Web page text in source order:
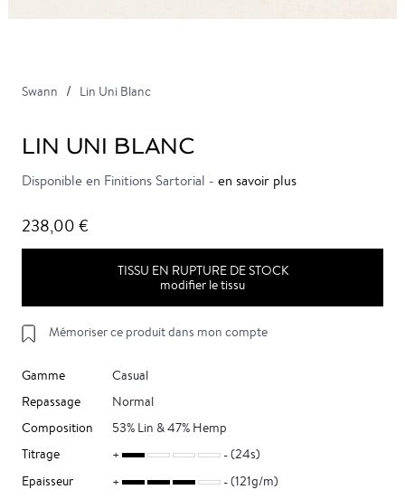
Swann Lin Uni Blanc
LIN UNI BLANC
Disponible en Finitions Sartorial - en savoir plus
238,00 €
TISSU EN RUPTURE DE STOCK
modifier le tissu
Mémoriser ce produit dans mon compte
Gamme
Casual
Repassage
Normal
Composition
53% Lin & 47% Hemp
Titrage
(24s)
Epaisseur
(121g/m)